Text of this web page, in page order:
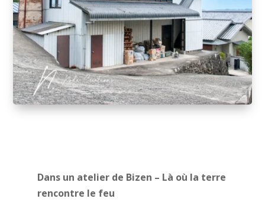
Dans un atelier de Bizen – Là où la terre
rencontre le feu